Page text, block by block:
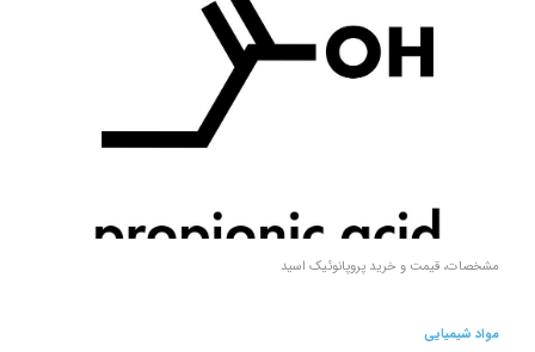
مشخصات، قیمت و خرید پروپانوئیک اسید
مواد شیمیایی